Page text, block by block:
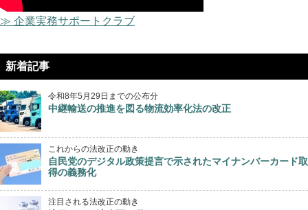
≫ 企業実務サポートクラブ
新着記事
令和8年5月29日までの公布分
中継輸送の推進を図る物流効率化法の改正
これからの法改正の動き
自民党のデジタル政策提言で示されたマイナンバーカード取
得の義務化
注目される法改正の動き